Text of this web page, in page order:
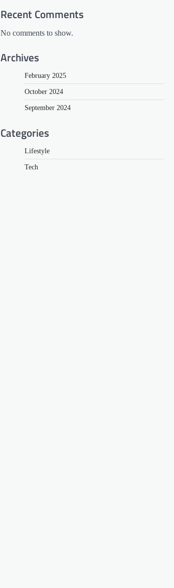
Recent Comments
No comments to show.
Archives
February 2025
October 2024
September 2024
Categories
Lifestyle
Tech